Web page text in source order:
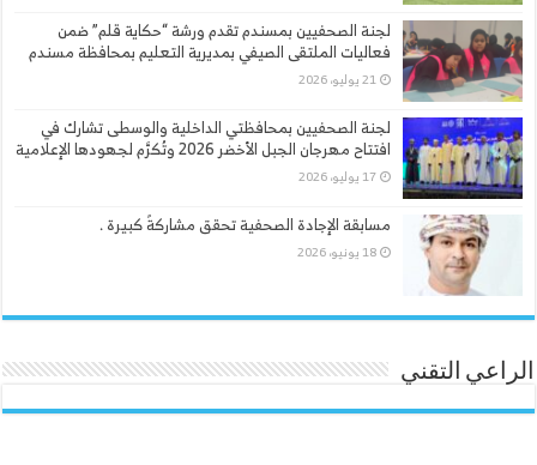
لجنة الصحفيين بمسندم تقدم ورشة “حكاية قلم” ضمن
فعاليات الملتقى الصيفي بمديرية التعليم بمحافظة مسندم
21 يوليو، 2026
لجنة الصحفيين بمحافظتي الداخلية والوسطى تشارك في
افتتاح مهرجان الجبل الأخضر 2026 وتُكرَّم لجهودها الإعلامية
17 يوليو، 2026
مسابقة الإجادة الصحفية تحقق مشاركةً كبيرة .
18 يونيو، 2026
الراعي التقني